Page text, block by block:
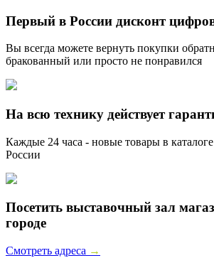
Первый в России дисконт
Вы всегда можете вернуть покупки
бракованный или просто не понравился
На всю технику действует
Каждые 24 часа - новые товары в
России
Посетить выставочный зал
городе
Смотреть адреса →